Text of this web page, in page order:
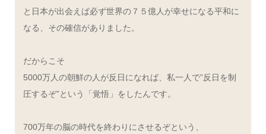
と日本が出会えば必ず世界の７５億人が幸せになる平和に
なる、その確信がありました。
だからこそ
5000万人の朝鮮の人が反日になれば、私一人で”反日を制
圧するぞ”という「覚悟」をしたんです。
700万年の脳の時代を終わりにさせるぞという、